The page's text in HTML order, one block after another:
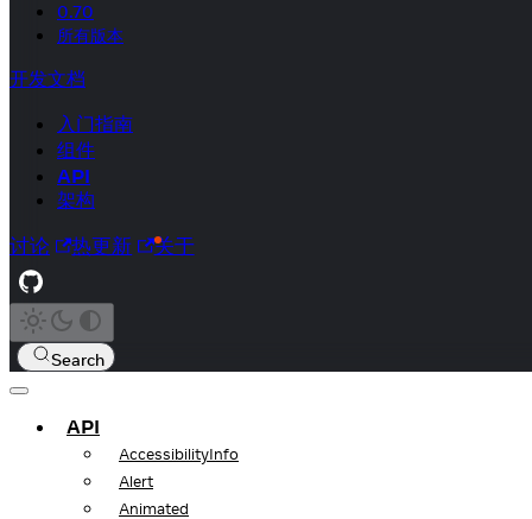
0.70
所有版本
开发文档
入门指南
组件
API
架构
讨论 热更新 关于
Search
API
AccessibilityInfo
Alert
Animated